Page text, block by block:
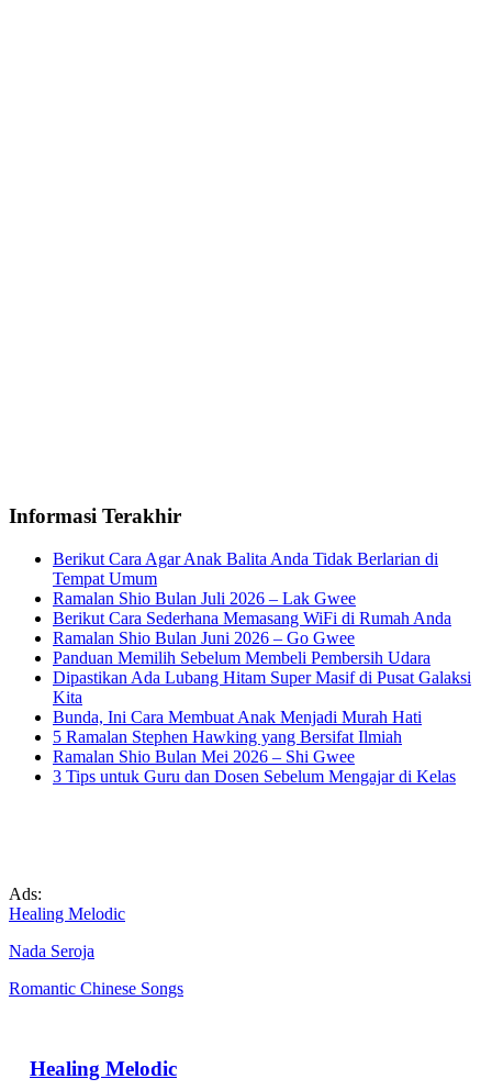
Informasi Terakhir
Berikut Cara Agar Anak Balita Anda Tidak Berlarian di
Tempat Umum
Ramalan Shio Bulan Juli 2026 – Lak Gwee
Berikut Cara Sederhana Memasang WiFi di Rumah Anda
Ramalan Shio Bulan Juni 2026 – Go Gwee
Panduan Memilih Sebelum Membeli Pembersih Udara
Dipastikan Ada Lubang Hitam Super Masif di Pusat Galaksi
Kita
Bunda, Ini Cara Membuat Anak Menjadi Murah Hati
5 Ramalan Stephen Hawking yang Bersifat Ilmiah
Ramalan Shio Bulan Mei 2026 – Shi Gwee
3 Tips untuk Guru dan Dosen Sebelum Mengajar di Kelas
Ads:
Healing Melodic
Nada Seroja
Romantic Chinese Songs
Healing Melodic